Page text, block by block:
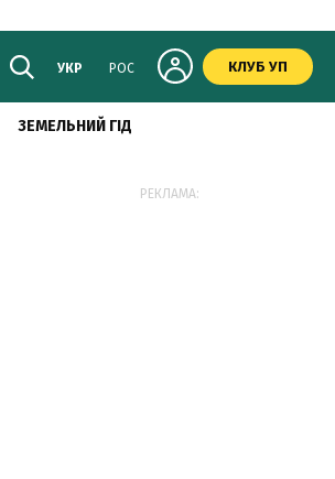
УКР РОС КЛУБ УП
ЗЕМЕЛЬНИЙ ГІД
РЕКЛАМА: